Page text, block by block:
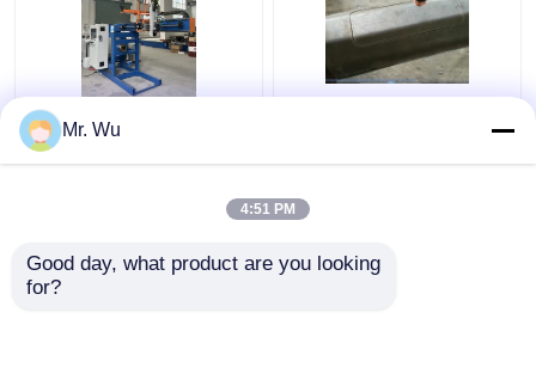
350 밀리미터 2000 밀
리미터는 막대기 문 절
2000mm
Mr. Wu
4:51 PM
Good day, what product are you looking
for?